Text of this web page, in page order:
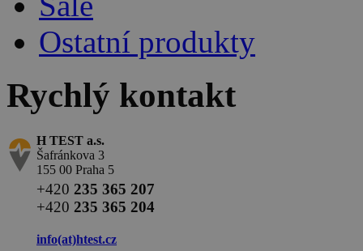
Ostatní produkty
Rychlý kontakt
H TEST a.s.
Šafránkova 3
155 00 Praha 5
+420 235 365 207
+420 235 365 204
info(at)htest.cz